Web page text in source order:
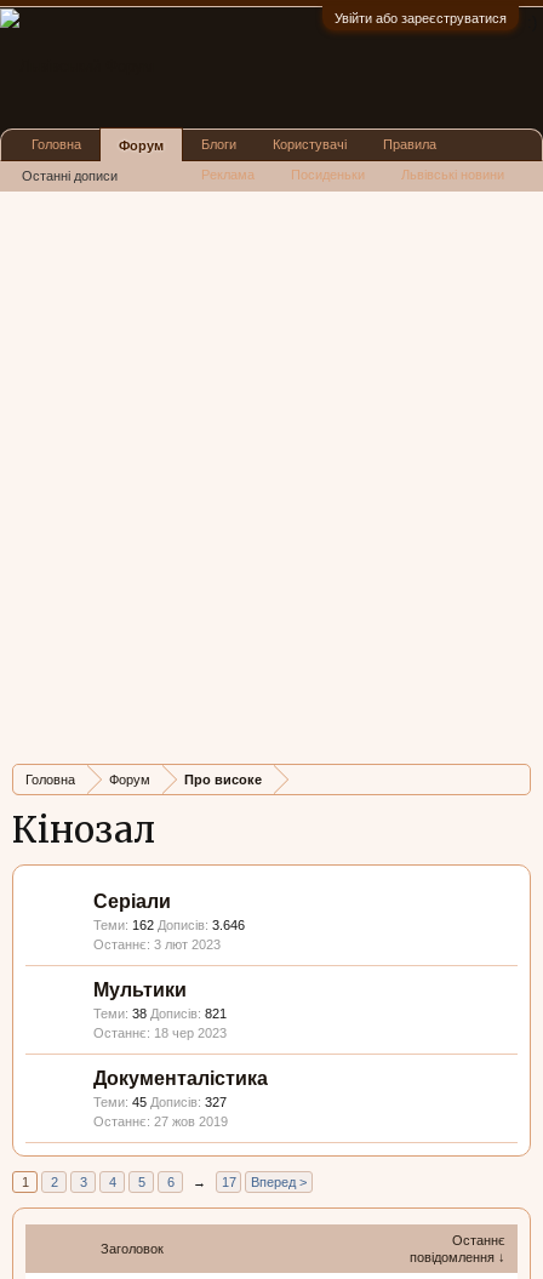
Увійти або зареєструватися
Головна Форум Про високе
Кінозал
Серіали
Теми: 162 Дописів: 3.646
3 лют 2023
Мультики
Теми: 38 Дописів: 821
18 чер 2023
Документалістика
Теми: 45 Дописів: 327
27 жов 2019
1 2 3 4 5 6 → 17 Вперед >
Заголовок
Останнє
повідомлення ↓
Головна Форум
Останні дописи
Блоги Користувачі Правила
Реклама Посиденьки Львівські новини